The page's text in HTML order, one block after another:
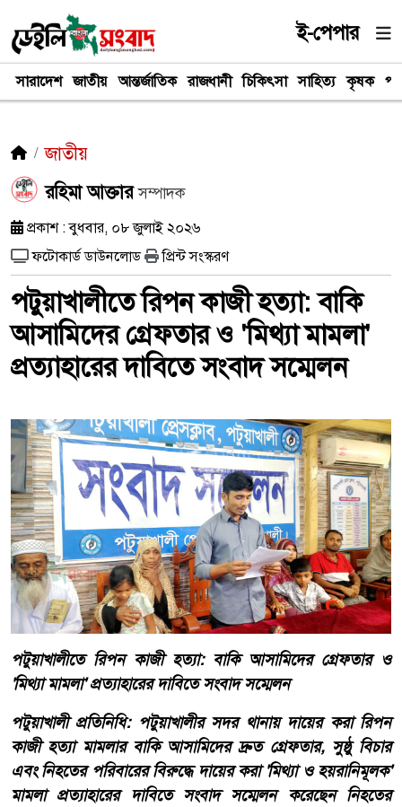
ই-পেপার
সারাদেশ জাতীয় আন্তর্জাতিক রাজধানী চিকিৎসা সাহিত্য কৃষক
জাতীয়
রহিমা আক্তারসম্পাদক
প্রকাশ : বুধবার, ০৮ জুলাই ২০২৬
ফটোকার্ড ডাউনলোড
প্রিন্ট সংস্করণ
পটুয়াখালীতে রিপন কাজী হত্যা: বাকি
আসামিদের গ্রেফতার ও 'মিথ্যা মামলা'
প্রত্যাহারের দাবিতে সংবাদ সম্মেলন
পটুয়াখালীতে রিপন কাজী হত্যা: বাকি আসামিদের গ্রেফতার ও
'মিথ্যা মামলা' প্রত্যাহারের দাবিতে সংবাদ সম্মেলন
পটুয়াখালী প্রতিনিধি: পটুয়াখালীর সদর থানায় দায়ের করা রিপন
কাজী হত্যা মামলার বাকি আসামিদের দ্রুত গ্রেফতার, সুষ্ঠু বিচার
এবং নিহতের পরিবারের বিরুদ্ধে দায়ের করা 'মিথ্যা ও হয়রানিমূলক'
মামলা প্রত্যাহারের দাবিতে সংবাদ সম্মেলন করেছেন নিহতের